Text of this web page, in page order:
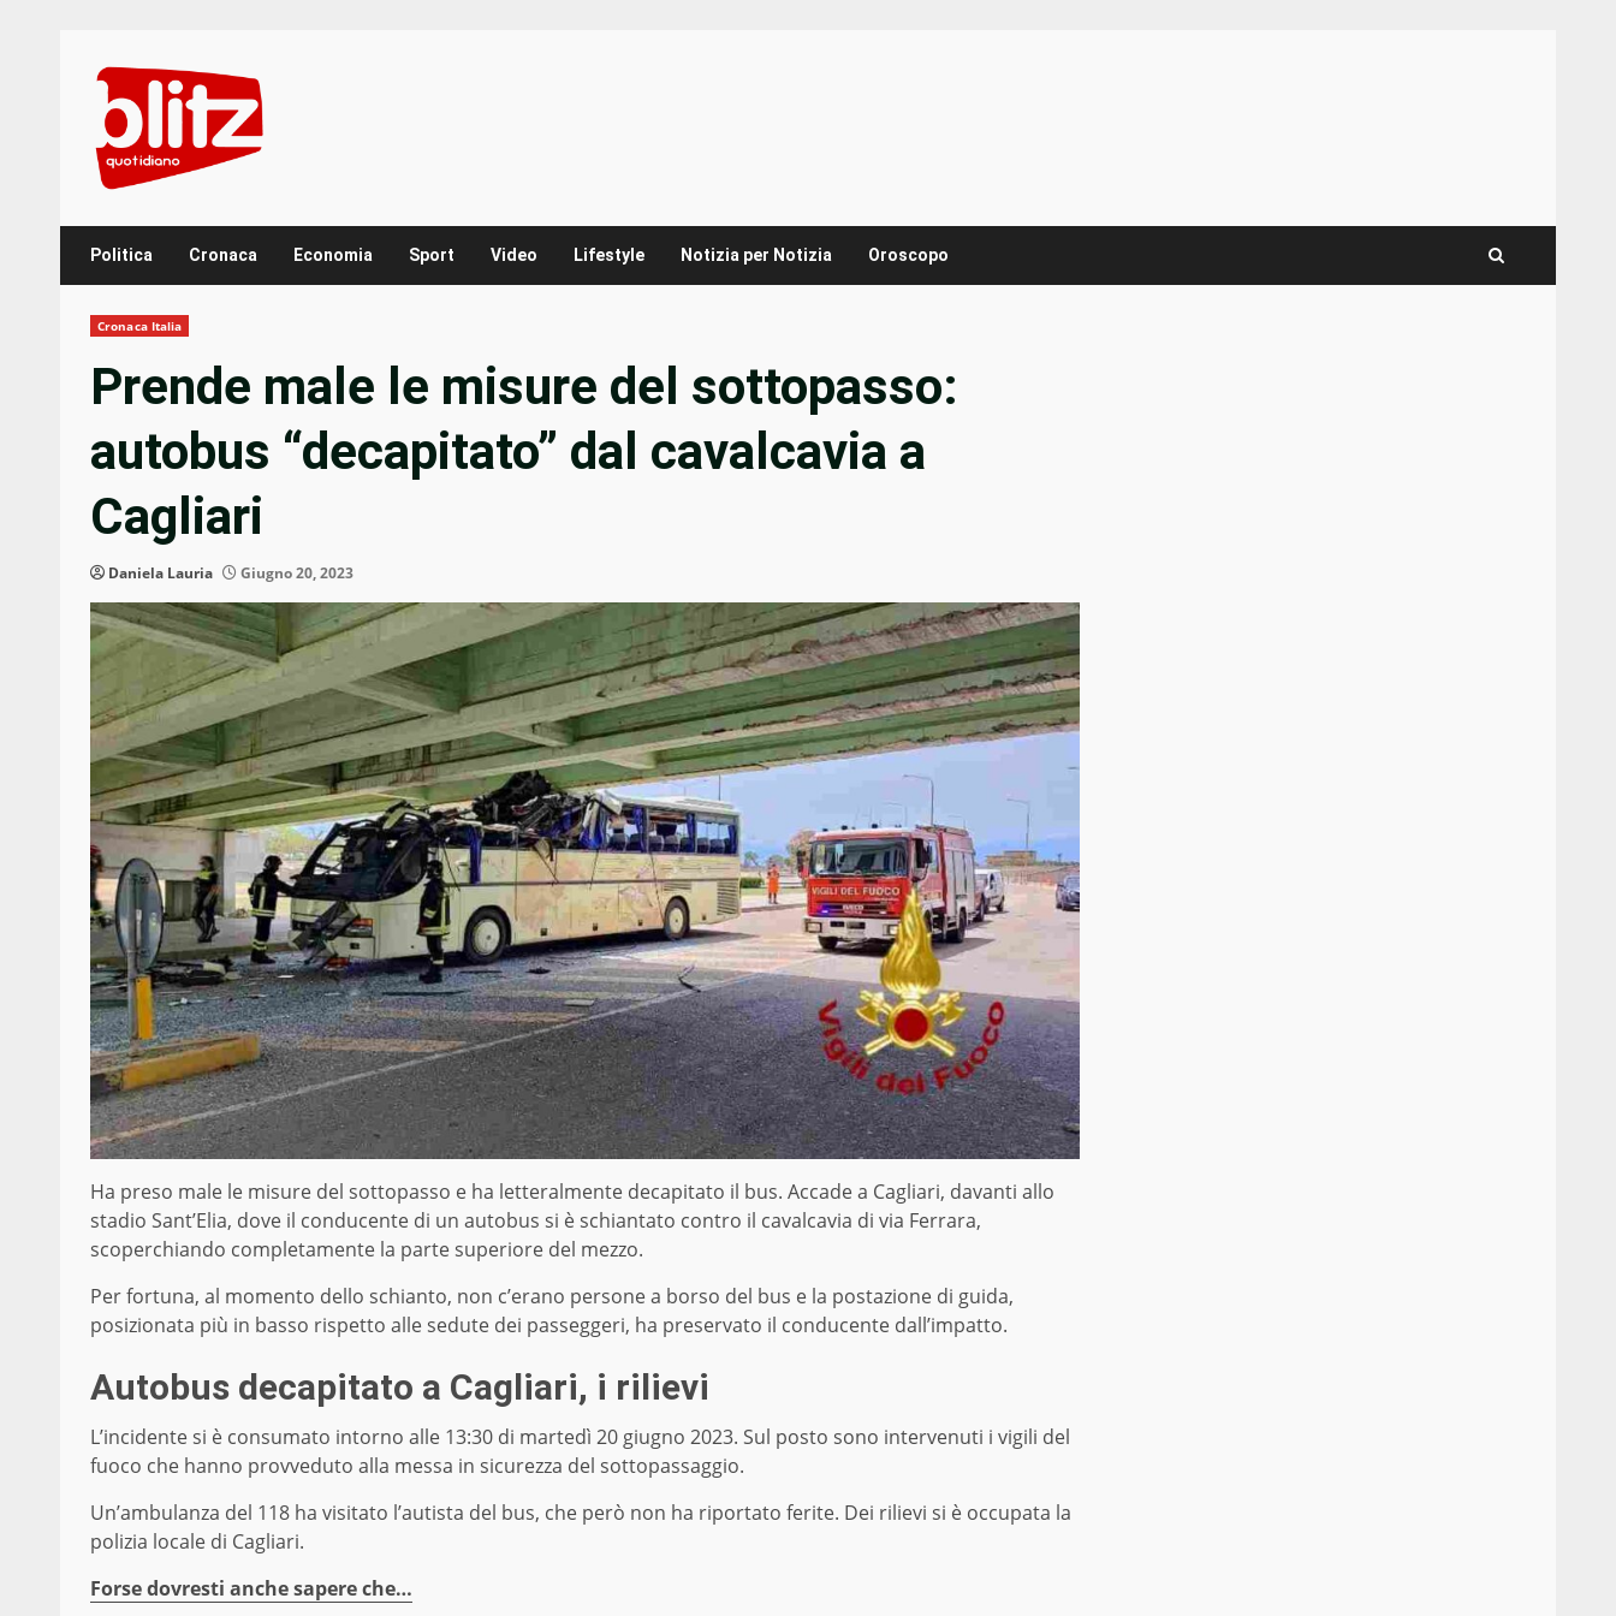
content
Politica Cronaca Economia Sport Video Lifestyle Notizia per Notizia Oroscopo
Cronaca Italia
Prende male le misure del sottopasso:
autobus “decapitato” dal cavalcavia a
Cagliari
Daniela Lauria Giugno 20, 2023
Ha preso male le misure del sottopasso e ha letteralmente decapitato il bus. Accade a Cagliari, davanti allo
stadio Sant’Elia, dove il conducente di un autobus si è schiantato contro il cavalcavia di via Ferrara,
scoperchiando completamente la parte superiore del mezzo.
Per fortuna, al momento dello schianto, non c’erano persone a borso del bus e la postazione di guida,
posizionata più in basso rispetto alle sedute dei passeggeri, ha preservato il conducente dall’impatto.
Autobus decapitato a Cagliari, i rilievi
L’incidente si è consumato intorno alle 13:30 di martedì 20 giugno 2023. Sul posto sono intervenuti i vigili del
fuoco che hanno provveduto alla messa in sicurezza del sottopassaggio.
Un’ambulanza del 118 ha visitato l’autista del bus, che però non ha riportato ferite. Dei rilievi si è occupata la
polizia locale di Cagliari.
Forse dovresti anche sapere che…